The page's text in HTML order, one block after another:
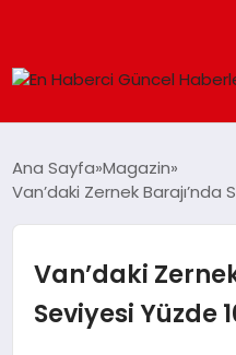
SAĞLIK
TEKNOLOJI
Ana Sayfa Magazin
Van’daki Zernek Barajı’nda
Van’daki
Seviyesi Yüzde